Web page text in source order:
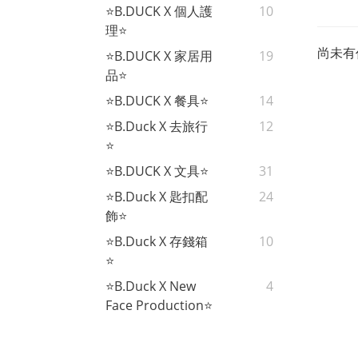
⭐B.DUCK X 個人護
理⭐
10
⭐B.DUCK X 家居用
品⭐
19
⭐B.DUCK X 餐具⭐
14
⭐B.Duck X 去旅行
⭐
12
⭐B.DUCK X 文具⭐
31
⭐B.Duck X 匙扣配
飾⭐
24
⭐B.Duck X 存錢箱
⭐
10
⭐B.Duck X New
Face Production⭐
4
尚未